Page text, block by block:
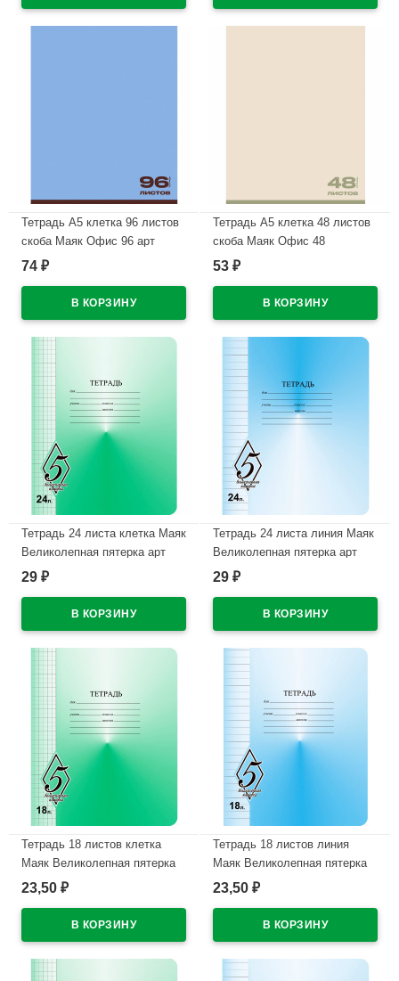
Тетрадь А5 клетка 96 листов
скоба Маяк Офис 96 арт
Т5096 К2_011
74 ₽
Тетрадь А5 клетка 48 листов
скоба Маяк Офис 48
арт.Т5048 К2_010
53 ₽
Тетрадь 24 листа клетка Маяк
Великолепная пятерка арт
Т5024 О1В5-5
29 ₽
Тетрадь 24 листа линия Маяк
Великолепная пятерка арт
Т5024 О1В5-1
29 ₽
Тетрадь 18 листов клетка
Маяк Великолепная пятерка
арт Т5018 О1В5-5
23,50 ₽
Тетрадь 18 листов линия
Маяк Великолепная пятерка
арт Т5018 О1В5-1
23,50 ₽